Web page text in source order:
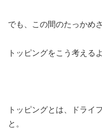
でも、この間のたっかめ
トッピングをこう考える
トッピングとは、ドライ
と。